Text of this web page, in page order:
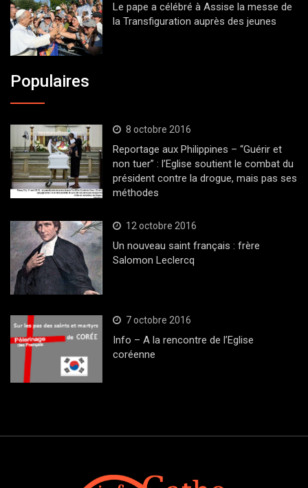
Le pape a célébré à Assise la messe de
la Transfiguration auprès des jeunes
Populaires
8 octobre 2016
Reportage aux Philippines – “Guérir et
non tuer” : l’Eglise soutient le combat du
président contre la drogue, mais pas ses
méthodes
12 octobre 2016
Un nouveau saint français : frère
Salomon Leclercq
7 octobre 2016
Info – A la rencontre de l’Eglise
coréenne